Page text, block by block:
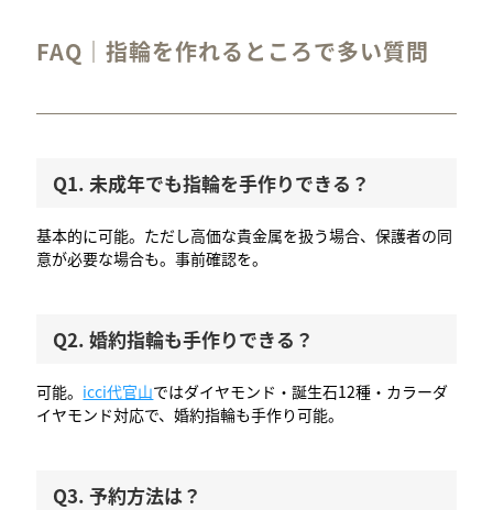
FAQ｜指輪を作れるところで多い質問
Q1. 未成年でも指輪を手作りできる？
基本的に可能。ただし高価な貴金属を扱う場合、保護者の同
意が必要な場合も。事前確認を。
Q2. 婚約指輪も手作りできる？
可能。 icci代官山ではダイヤモンド・誕生石12種・カラーダ
イヤモンド対応で、婚約指輪も手作り可能。
Q3. 予約方法は？